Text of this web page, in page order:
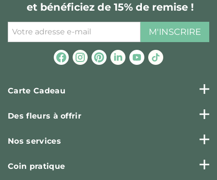
et bénéficiez de 15% de remise !
M'INSCRIRE
Carte Cadeau
Des fleurs à offrir
Nos services
Coin pratique